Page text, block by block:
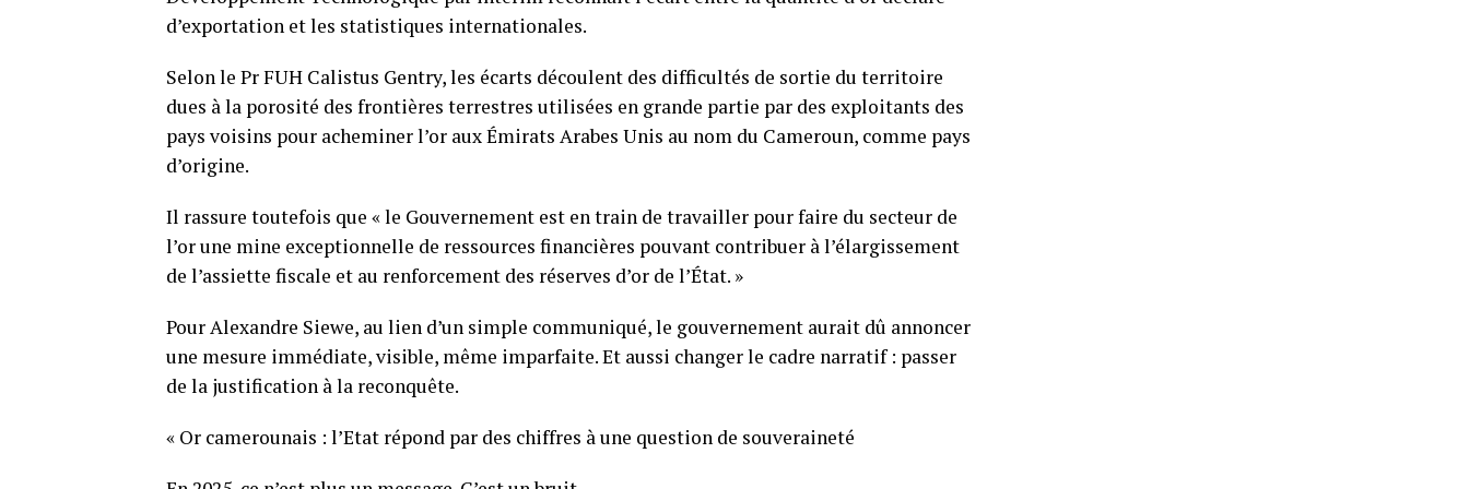
d’exportation et les statistiques internationales.
Selon le Pr FUH Calistus Gentry, les écarts découlent des difficultés de sortie du territoire
dues à la porosité des frontières terrestres utilisées en grande partie par des exploitants des
pays voisins pour acheminer l’or aux Émirats Arabes Unis au nom du Cameroun, comme pays
d’origine.
Il rassure toutefois que « le Gouvernement est en train de travailler pour faire du secteur de
l’or une mine exceptionnelle de ressources financières pouvant contribuer à l’élargissement
de l’assiette fiscale et au renforcement des réserves d’or de l’État. »
Pour Alexandre Siewe, au lien d’un simple communiqué, le gouvernement aurait dû annoncer
une mesure immédiate, visible, même imparfaite. Et aussi changer le cadre narratif : passer
de la justification à la reconquête.
« Or camerounais : l’Etat répond par des chiffres à une question de souveraineté